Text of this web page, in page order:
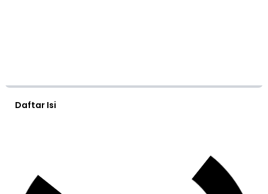
Daftar Isi